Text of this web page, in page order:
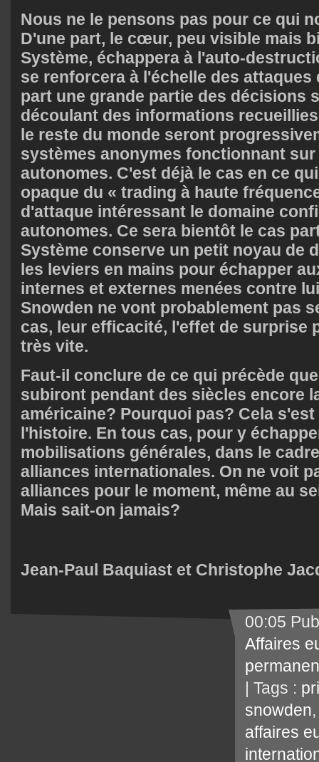
Nous ne le pensons pas pour ce qui
D'une part, le cœur, peu visible mais
Système, échappera à l'auto-
se renforcera à l'échelle des
part une grande partie des décisions
découlant des informations
le reste du monde seront
systèmes anonymes fonctionnant
autonomes. C'est déjà le cas en ce
opaque du « trading à haute
d'attaque intéressant le domaine
autonomes. Ce sera bientôt le cas
Système conserve un petit noyau de
les leviers en mains pour échapper
internes et externes menées contre
Snowden ne vont probablement pas
cas, leur efficacité, l'effet de surprise
très vite.
Faut-il conclure de ce qui précède
subiront pendant des siècles encore
américaine? Pourquoi pas? Cela
l'histoire. En tous cas, pour y
mobilisations générales, dans le
alliances internationales. On ne voit
alliances pour le moment, même au
Mais sait-on jamais?
Jean-Paul Baquiast et Christophe
00:05
Affaires
| Tags :
snowden
affaires